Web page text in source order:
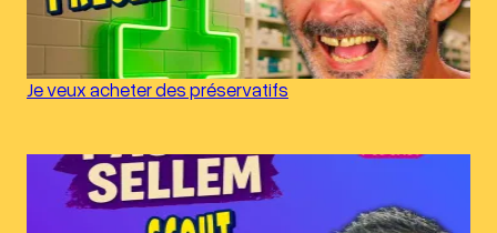
Je veux acheter des préservatifs